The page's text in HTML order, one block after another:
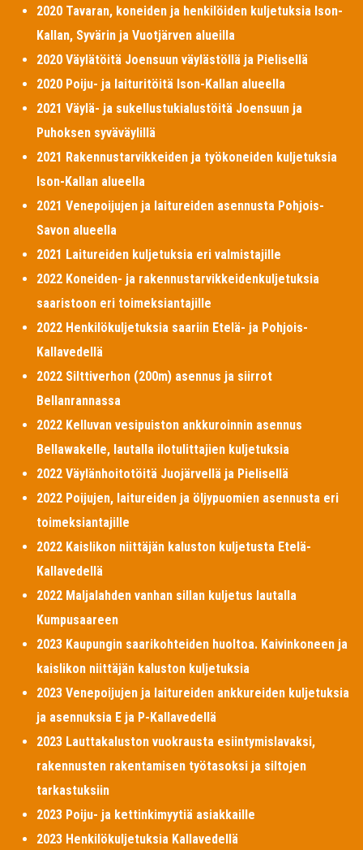
2020 Tavaran, koneiden ja henkilöiden kuljetuksia Ison-
Kallan, Syvärin ja Vuotjärven alueilla
2020 Väylätöitä Joensuun väylästöllä ja Pielisellä
2020 Poiju- ja laituritöitä Ison-Kallan alueella
2021 Väylä- ja sukellustukialustöitä Joensuun ja
Puhoksen syväväylillä
2021 Rakennustarvikkeiden ja työkoneiden kuljetuksia
Ison-Kallan alueella
2021 Venepoijujen ja laitureiden asennusta Pohjois-
Savon alueella
2021 Laitureiden kuljetuksia eri valmistajille
2022 Koneiden- ja rakennustarvikkeidenkuljetuksia
saaristoon eri toimeksiantajille
2022 Henkilökuljetuksia saariin Etelä- ja Pohjois-
Kallavedellä
2022 Silttiverhon (200m) asennus ja siirrot
Bellanrannassa
2022 Kelluvan vesipuiston ankkuroinnin asennus
Bellawakelle, lautalla ilotulittajien kuljetuksia
2022 Väylänhoitotöitä Juojärvellä ja Pielisellä
2022 Poijujen, laitureiden ja öljypuomien asennusta eri
toimeksiantajille
2022 Kaislikon niittäjän kaluston kuljetusta Etelä-
Kallavedellä
2022 Maljalahden vanhan sillan kuljetus lautalla
Kumpusaareen
2023 Kaupungin saarikohteiden huoltoa. Kaivinkoneen ja
kaislikon niittäjän kaluston kuljetuksia
2023 Venepoijujen ja laitureiden ankkureiden kuljetuksia
ja asennuksia E ja P-Kallavedellä
2023 Lauttakaluston vuokrausta esiintymislavaksi,
rakennusten rakentamisen työtasoksi ja siltojen
tarkastuksiin
2023 Poiju- ja kettinkimyytiä asiakkaille
2023 Henkilökuljetuksia Kallavedellä